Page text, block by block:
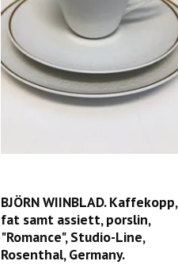
BJÖRN WIINBLAD. Kaffekopp,
fat samt assiett, porslin,
"Romance", Studio-Line,
Rosenthal, Germany.